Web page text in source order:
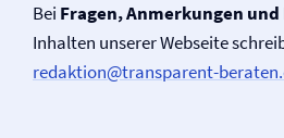
Bei Fragen, Anmerkungen und
Inhalten unserer Webseite
redaktion@transparent-